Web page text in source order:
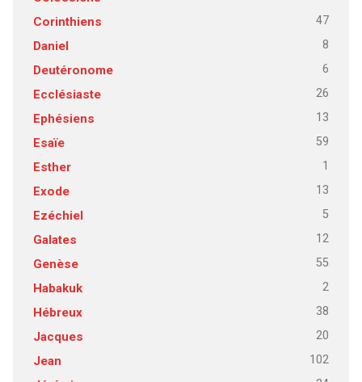
Corinthiens 47
Daniel 8
Deutéronome 6
Ecclésiaste 26
Ephésiens 13
Esaïe 59
Esther 1
Exode 13
Ezéchiel 5
Galates 12
Genèse 55
Habakuk 2
Hébreux 38
Jacques 20
Jean 102